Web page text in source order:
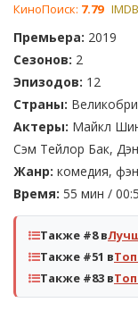
КиноПоиск: 7.79
Премьера: 2019
Сезонов: 2
Эпизодов: 12
Страны:
Актеры: Майкл
Сэм Тейлор Бак,
Жанр: комедия,
Время: 55 мин /
Также #8 в
Также #51 в
Также #83 в